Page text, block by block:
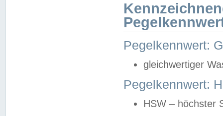
Pegelkennwert:
gleichwertiger
Pegelkennwert:
HSW – höchster